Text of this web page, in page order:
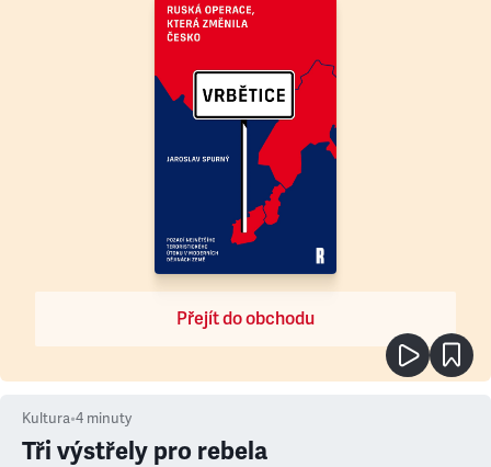
Přejít do obchodu
Kultura•4 minuty
Tři výstřely pro rebela